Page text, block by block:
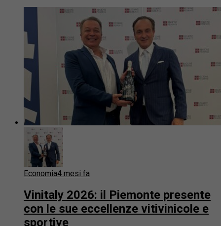
Economia4 mesi fa
Vinitaly 2026: il Piemonte presente
con le sue eccellenze vitivinicole e
sportive